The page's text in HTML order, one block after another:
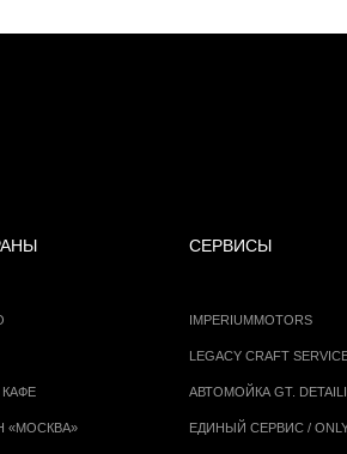
«МОСКВА»
СЕРВИСЫ
IMPERIUMMOTORS
LEGACY CRAFT
АВТОМОЙКА GT.
ЕДИНЫЙ СЕРВИС /